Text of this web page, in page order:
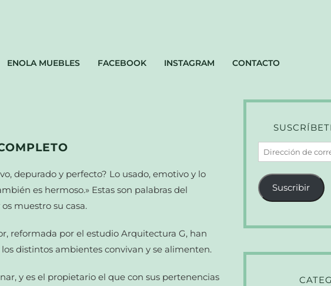
ENOLA MUEBLES FACEBOOK INSTAGRAM CONTACTO
depurado y perfecto? Lo usado, emotivo y lo
es hermoso.» Estas son palabras del
muestro su casa.
reformada por el estudio Arquitectura G, han
distintos ambientes convivan y se alimenten.
y es el propietario el que con sus pertenencias
Dirección
de
correo
electrónico
Suscribir